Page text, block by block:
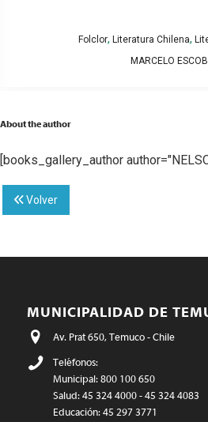
Folclor, Literatura Chilena,
MARCELO
About the author
[books_gallery_author
Volver
MUNICIPALIDAD DE
Av. Prat 650, Temuco - Chile
Teléfonos:
Municipal: 800 100 650
Salud: 45 324 4000 - 45 324 4083
Educación: 45 297 3771